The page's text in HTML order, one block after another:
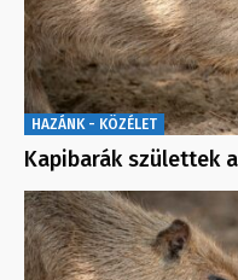
HAZÁNK - KÖZÉLET
Kapibarák születtek